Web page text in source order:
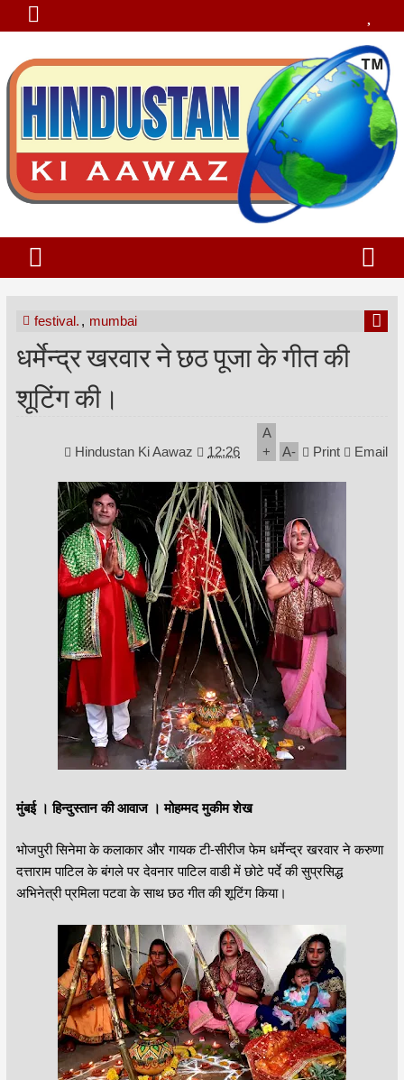
festival. , mumbai
धर्मेन्द्र खरवार ने छठ पूजा के गीत की
शूटिंग की।
Hindustan Ki Aawaz 12:26
A
+
A- Print Email
मुंबई । हिन्दुस्तान की आवाज । मोहम्मद मुकीम शेख
भोजपुरी सिनेमा के कलाकार और गायक टी-सीरीज फेम धर्मेन्द्र खरवार ने करुणा
दत्ताराम पाटिल के बंगले पर देवनार पाटिल वाडी में छोटे पर्दे की सुप्रसिद्ध
अभिनेत्री प्रमिला पटवा के साथ छठ गीत की शूटिंग किया।